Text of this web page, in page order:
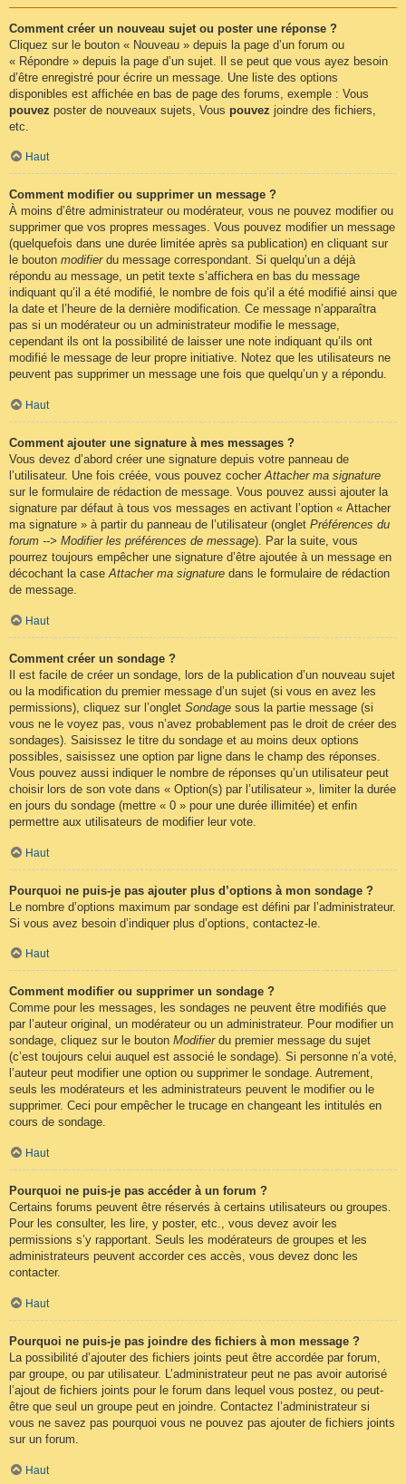
Comment créer un nouveau sujet ou poster une réponse ?
Cliquez sur le bouton « Nouveau » depuis la page d’un forum ou
« Répondre » depuis la page d’un sujet. Il se peut que vous ayez besoin
d’être enregistré pour écrire un message. Une liste des options
disponibles est affichée en bas de page des forums, exemple : Vous
pouvez poster de nouveaux sujets, Vous pouvez joindre des fichiers,
etc.
Haut
Comment modifier ou supprimer un message ?
À moins d’être administrateur ou modérateur, vous ne pouvez modifier ou
supprimer que vos propres messages. Vous pouvez modifier un message
(quelquefois dans une durée limitée après sa publication) en cliquant sur
le bouton modifierdu message correspondant. Si quelqu’un a déjà
répondu au message, un petit texte s’affichera en bas du message
indiquant qu’il a été modifié, le nombre de fois qu’il a été modifié ainsi que
la date et l’heure de la dernière modification. Ce message n’apparaîtra
pas si un modérateur ou un administrateur modifie le message,
cependant ils ont la possibilité de laisser une note indiquant qu’ils ont
modifié le message de leur propre initiative. Notez que les utilisateurs ne
peuvent pas supprimer un message une fois que quelqu’un y a répondu.
Haut
Comment ajouter une signature à mes messages ?
Vous devez d’abord créer une signature depuis votre panneau de
l’utilisateur. Une fois créée, vous pouvez cocherAttacher ma signature
sur le formulaire de rédaction de message. Vous pouvez aussi ajouter la
signature par défaut à tous vos messages en activant l’option « Attacher
ma signature » à partir du panneau de l’utilisateur (onglet Préférences du
forum --> Modifier les préférences de message). Par la suite, vous
pourrez toujours empêcher une signature d’être ajoutée à un message en
décochant la caseAttacher ma signature dans le formulaire de rédaction
de message.
Haut
Comment créer un sondage ?
Il est facile de créer un sondage, lors de la publication d’un nouveau sujet
ou la modification du premier message d’un sujet (si vous en avez les
permissions), cliquez sur l’onglet Sondage sous la partie message (si
vous ne le voyez pas, vous n’avez probablement pas le droit de créer des
sondages). Saisissez le titre du sondage et au moins deux options
possibles, saisissez une option par ligne dans le champ des réponses.
Vous pouvez aussi indiquer le nombre de réponses qu’un utilisateur peut
choisir lors de son vote dans « Option(s) par l’utilisateur », limiter la durée
en jours du sondage (mettre « 0 » pour une durée illimitée) et enfin
permettre aux utilisateurs de modifier leur vote.
Haut
Pourquoi ne puis-je pas ajouter plus d’options à mon sondage ?
Le nombre d’options maximum par sondage est défini par l’administrateur.
Si vous avez besoin d’indiquer plus d’options, contactez-le.
Haut
Comment modifier ou supprimer un sondage ?
Comme pour les messages, les sondages ne peuvent être modifiés que
par l’auteur original, un modérateur ou un administrateur. Pour modifier un
sondage, cliquez sur le bouton Modifierdu premier message du sujet
(c’est toujours celui auquel est associé le sondage). Si personne n’a voté,
l’auteur peut modifier une option ou supprimer le sondage. Autrement,
seuls les modérateurs et les administrateurs peuvent le modifier ou le
supprimer. Ceci pour empêcher le trucage en changeant les intitulés en
cours de sondage.
Haut
Pourquoi ne puis-je pas accéder à un forum ?
Certains forums peuvent être réservés à certains utilisateurs ou groupes.
Pour les consulter, les lire, y poster, etc., vous devez avoir les
permissions s’y rapportant. Seuls les modérateurs de groupes et les
administrateurs peuvent accorder ces accès, vous devez donc les
contacter.
Haut
Pourquoi ne puis-je pas joindre des fichiers à mon message ?
La possibilité d’ajouter des fichiers joints peut être accordée par forum,
par groupe, ou par utilisateur. L’administrateur peut ne pas avoir autorisé
l’ajout de fichiers joints pour le forum dans lequel vous postez, ou peut-
être que seul un groupe peut en joindre. Contactez l’administrateur si
vous ne savez pas pourquoi vous ne pouvez pas ajouter de fichiers joints
sur un forum.
Haut